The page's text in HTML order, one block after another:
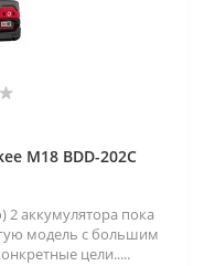
M18 BDD-202C
2 аккумулятора пока
модель с большим
цели.....